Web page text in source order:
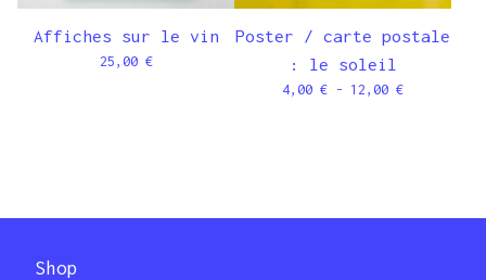
Affiches sur le vin
25,00 €
Poster / carte postale
: le soleil
4,00 € - 12,00 €
Shop